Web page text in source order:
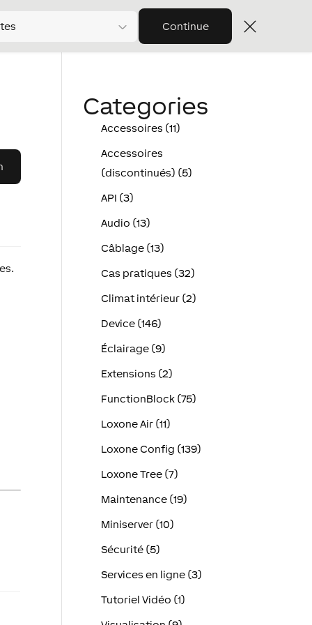
Continue
Categories
Accessoires (11)
Accessoires
(discontinués) (5)
API (3)
Audio (13)
Câblage (13)
Cas pratiques (32)
Climat intérieur (2)
Device (146)
Éclairage (9)
Extensions (2)
FunctionBlock (75)
Loxone Air (11)
Loxone Config (139)
Loxone Tree (7)
Maintenance (19)
Miniserver (10)
Sécurité (5)
Services en ligne (3)
Tutoriel Vidéo (1)